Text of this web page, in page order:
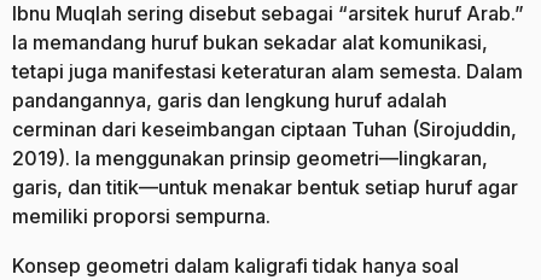
Ibnu Muqlah sering disebut sebagai “arsitek huruf Arab.”
Ia memandang huruf bukan sekadar alat komunikasi,
tetapi juga manifestasi keteraturan alam semesta. Dalam
pandangannya, garis dan lengkung huruf adalah
cerminan dari keseimbangan ciptaan Tuhan (Sirojuddin,
2019). Ia menggunakan prinsip geometri—lingkaran,
garis, dan titik—untuk menakar bentuk setiap huruf agar
memiliki proporsi sempurna.
Konsep geometri dalam kaligrafi tidak hanya soal